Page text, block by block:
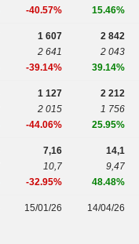
-40.57%
15.46%
1 607
2 641
-39.14%
2 842
2 043
39.14%
1 127
2 015
-44.06%
2 212
1 756
25.95%
7,16
10,7
-32.95%
14,1
9,47
48.48%
15/01/26 14/04/26